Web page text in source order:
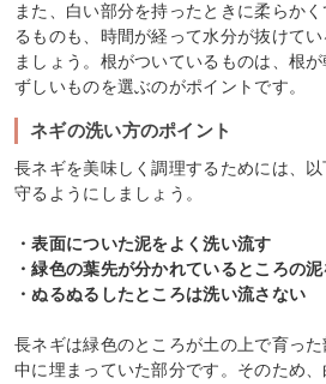
また、白い部分を持ったときに柔らか
るものも、時間が経って水分が抜けて
ましょう。根がついているものは、根
ずしいものを選ぶのがポイントです。
ネギの洗い方のポイント
長ネギを美味しく調理するためには、
守るようにしましょう。
・表面についた泥をよく洗い流す
・緑色の葉先が分かれているところの
・ぬるぬるしたところは洗い流さない
長ネギは緑色のところが土の上で育っ
中に埋まっていた部分です。そのため